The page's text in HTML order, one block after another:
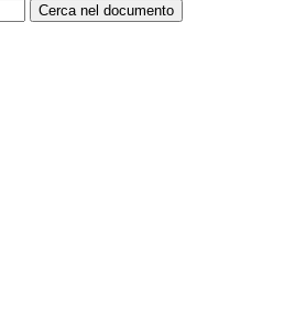
Cerca nel documento